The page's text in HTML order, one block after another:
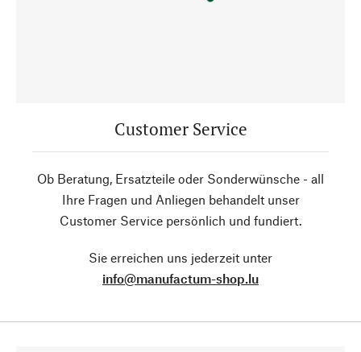
Customer Service
Ob Beratung, Ersatzteile oder Sonderwünsche - all
Ihre Fragen und Anliegen behandelt unser
Customer Service persönlich und fundiert.
Sie erreichen uns jederzeit unter
info@manufactum-shop.lu